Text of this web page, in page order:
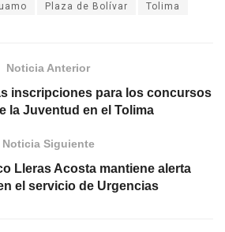
Plaza de Bolívar Tolima
Noticia Anterior
inscripciones para los concursos
la Juventud en el Tolima
Noticia Siguiente
Lleras Acosta mantiene alerta
el servicio de Urgencias